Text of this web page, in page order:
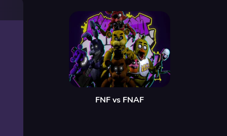
FNF vs FNAF